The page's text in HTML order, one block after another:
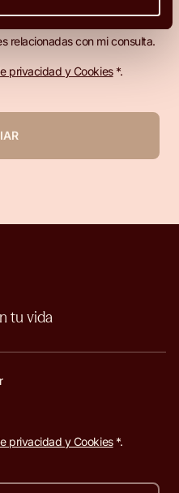
relacionadas con mi consulta.
privacidad y Cookies*.
tu vida
privacidad y Cookies*.